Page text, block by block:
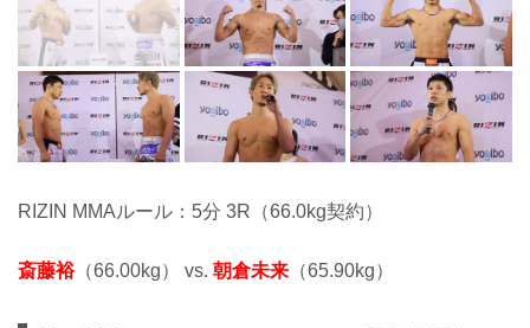
RIZIN MMAルール：5分 3R（66.0kg契約）
斎藤裕（66.00kg） vs. 朝倉未来 （65.90kg）